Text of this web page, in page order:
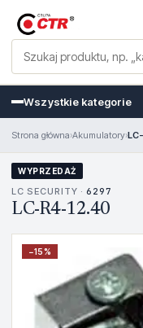
Wszystkie kategorie
Strona główna›Akumulatory›
WYPRZEDAŻ
LC SECURITY · 6297
LC-R4-12.40
−15%